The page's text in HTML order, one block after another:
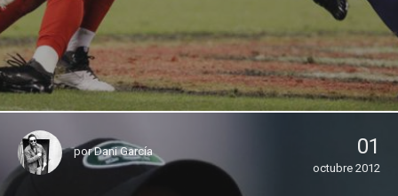
porDani García 01
octubre 2012